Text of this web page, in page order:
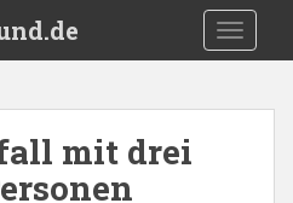
mit drei